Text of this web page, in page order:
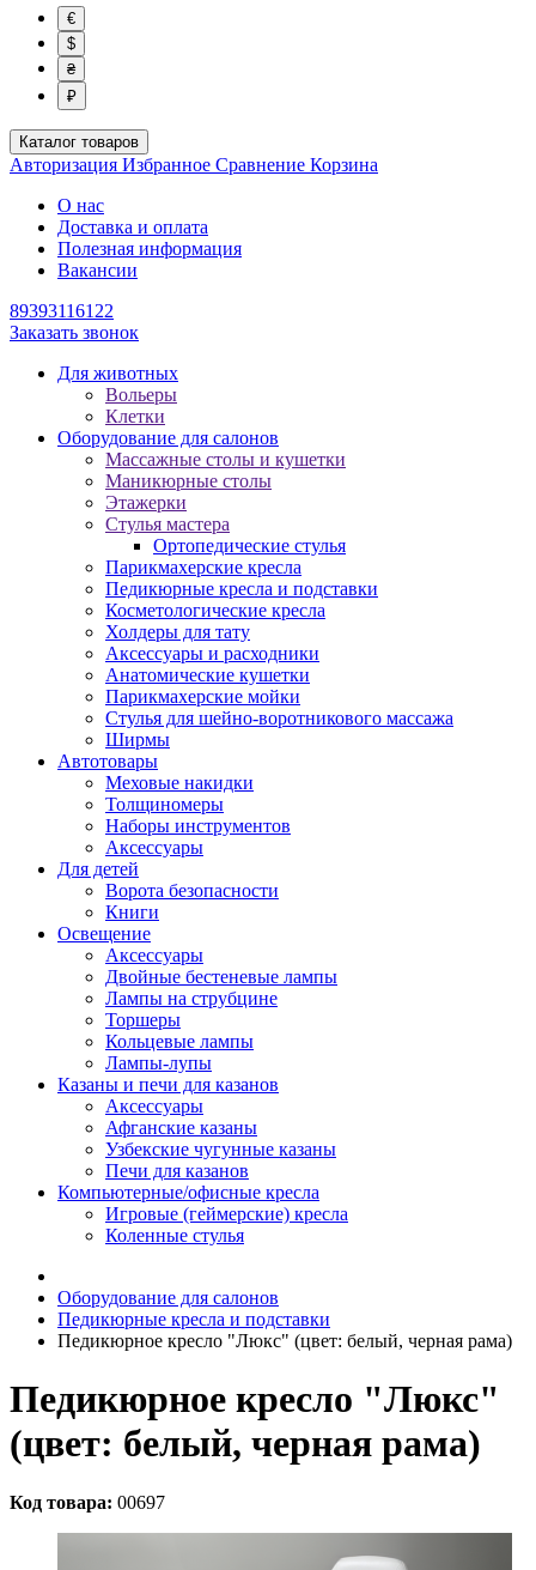
€
$
₴
₽
Каталог товаров
Авторизация Избранное Сравнение Корзина
О нас
Доставка и оплата
Полезная информация
Вакансии
89393116122
Заказать звонок
Для животных
Вольеры
Клетки
Оборудование для салонов
Массажные столы и кушетки
Маникюрные столы
Этажерки
Стулья мастера
Ортопедические стулья
Парикмахерские кресла
Педикюрные кресла и подставки
Косметологические кресла
Холдеры для тату
Аксессуары и расходники
Анатомические кушетки
Парикмахерские мойки
Стулья для шейно-воротникового массажа
Ширмы
Автотовары
Меховые накидки
Толщиномеры
Наборы инструментов
Аксессуары
Для детей
Ворота безопасности
Книги
Освещение
Аксессуары
Двойные бестеневые лампы
Лампы на струбцине
Торшеры
Кольцевые лампы
Лампы-лупы
Казаны и печи для казанов
Аксессуары
Афганские казаны
Узбекские чугунные казаны
Печи для казанов
Компьютерные/офисные кресла
Игровые (геймерские) кресла
Коленные стулья
Оборудование для салонов
Педикюрные кресла и подставки
Педикюрное кресло "Люкс" (цвет: белый, черная рама)
Педикюрное кресло "Люкс"
(цвет: белый, черная рама)
Код товара: 00697